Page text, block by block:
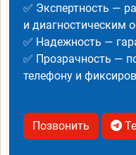
✅ Экспертность —
и диагностическим
✅ Надежность —
✅ Прозрачность —
телефону и
Позвонить